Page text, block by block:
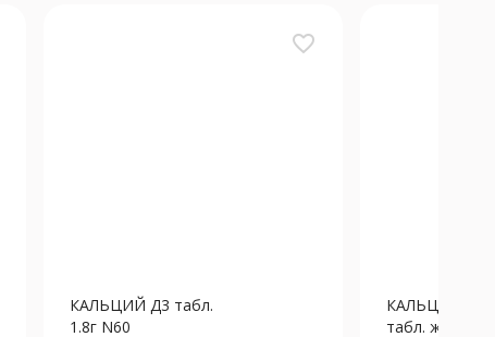
favorite_border
КАЛЬЦИЙ Д3 табл.
1.8г N60
КАЛЬЦИЙ Д3
табл. жев.